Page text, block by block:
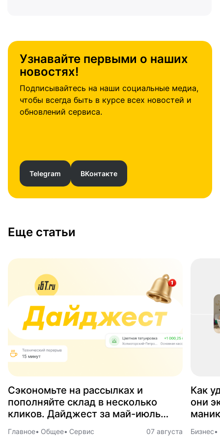
Узнавайте первыми о наших
новостях!
Подписывайтесь на наши социальные медиа,
чтобы всегда быть в курсе всех новостей и
обновлений сервиса.
Telegram ВКонтакте
Еще статьи
Сэкономьте на рассылках и
пополняйте склад в несколько
кликов. Дайджест за май-июль
2026
Главное Общее Сервис 07 августа
Как
они
Бизнес